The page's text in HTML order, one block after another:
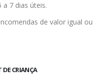
a 7 dias úteis.
de valor igual ou
CRIANÇA